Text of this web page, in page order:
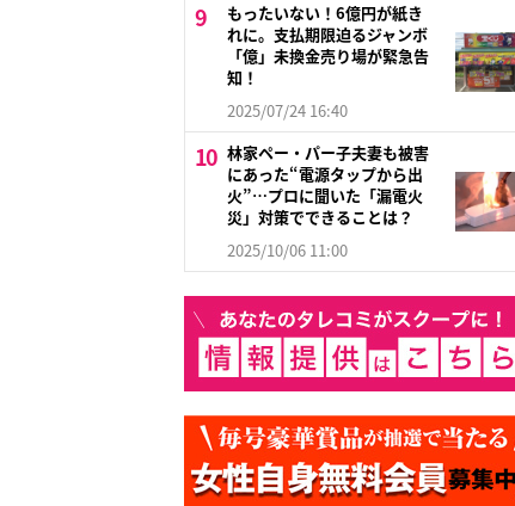
もったいない！6億円が紙き
れに。支払期限迫るジャンボ
「億」未換金売り場が緊急告
知！
2025/07/24 16:40
林家ペー・パー子夫妻も被害
にあった“電源タップから出
火”…プロに聞いた「漏電火
災」対策でできることは？
2025/10/06 11:00